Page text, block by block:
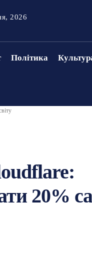
2026
Політика
20%